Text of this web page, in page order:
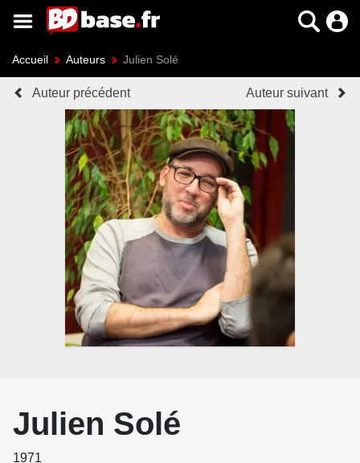
Accueil Auteurs Julien Solé
Auteur précédent Auteur suivant
Julien Solé
1971